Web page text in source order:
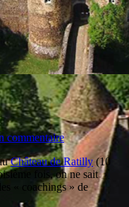
commentaire
Château de Ratilly (10
fois, on ne sait
« coachings » de